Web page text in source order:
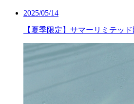
2025/05/14
【夏季限定】サマーリミテッ